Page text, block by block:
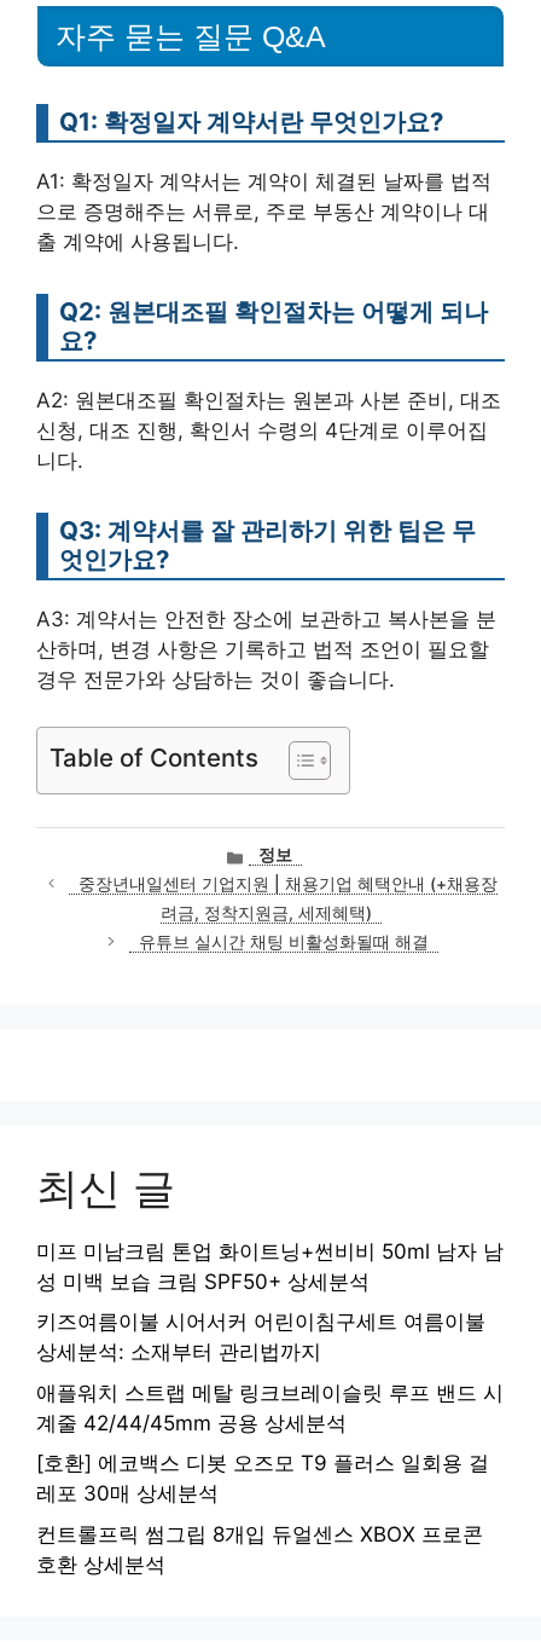
자주 묻는 질문 Q&A
Q1: 확정일자 계약서란 무엇인가요?
A1: 확정일자 계약서는 계약이 체결된 날짜를 법적
으로 증명해주는 서류로, 주로 부동산 계약이나 대
출 계약에 사용됩니다.
Q2: 원본대조필 확인절차는 어떻게 되나
요?
A2: 원본대조필 확인절차는 원본과 사본 준비, 대조
신청, 대조 진행, 확인서 수령의 4단계로 이루어집
니다.
Q3: 계약서를 잘 관리하기 위한 팁은 무
엇인가요?
A3: 계약서는 안전한 장소에 보관하고 복사본을 분
산하며, 변경 사항은 기록하고 법적 조언이 필요할
경우 전문가와 상담하는 것이 좋습니다.
Table of Contents
카
테
고
리
정보
중장년내일센터 기업지원 | 채용기업 혜택안내 (+채용장
려금, 정착지원금, 세제혜택)
유튜브 실시간 채팅 비활성화될때 해결
최신 글
미프 미남크림 톤업 화이트닝+썬비비 50ml 남자 남
성 미백 보습 크림 SPF50+ 상세분석
키즈여름이불 시어서커 어린이침구세트 여름이불
상세분석: 소재부터 관리법까지
애플워치 스트랩 메탈 링크브레이슬릿 루프 밴드 시
계줄 42/44/45mm 공용 상세분석
[호환] 에코백스 디봇 오즈모 T9 플러스 일회용 걸
레포 30매 상세분석
컨트롤프릭 썸그립 8개입 듀얼센스 XBOX 프로콘
호환 상세분석